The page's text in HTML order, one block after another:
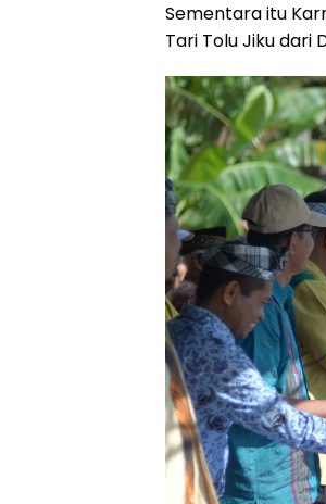
Sementara itu
Tari Tolu Jiku dari